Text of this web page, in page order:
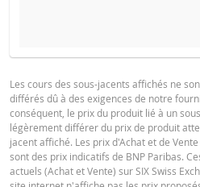
DATE
5 août
2026 22:15
journalière
4 août
journalière
BROCHURE
Français
Deutsch
Les cours des sous-jacents affichés ne
différés dû à des exigences de notre
conséquent, le prix du produit lié à un
légèrement différer du prix de produit
jacent affiché. Les prix d'Achat et de
sont des prix indicatifs de BNP Paribas.
actuels (Achat et Vente) sur SIX Swiss